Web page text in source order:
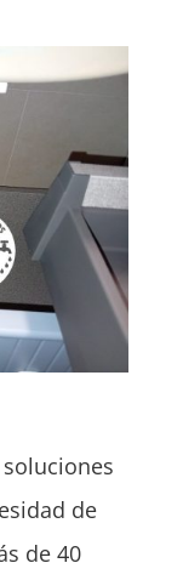
de
de 40